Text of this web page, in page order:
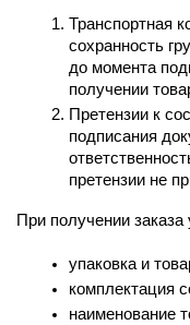
Транспортная
сохранность
до момента
получении
Претензии к
подписания
претензии не
При получении заказа
упаковка и
комплектация
наименование